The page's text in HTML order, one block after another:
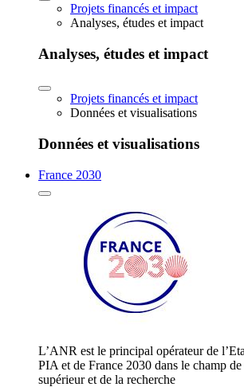
Projets financés et impact
Analyses, études et impact
Analyses, études et impact
Projets financés et impact
Données et visualisations
Données et visualisations
France 2030
L’ANR est le principal opérateur de
PIA et de France 2030 dans le champ de
supérieur et de la recherche